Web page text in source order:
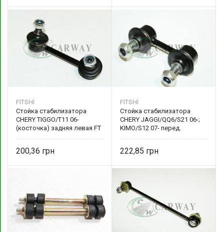
FITSHI
Стойка стабилизатора
CHERY TIGGO/T11 06-
(косточка) задняя левая FT
200,36
FITSHI
Стойка стабилизатора
CHERY JAGGI/QQ6/S21 06-;
KIMO/S12 07- перед.
222,85